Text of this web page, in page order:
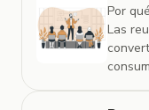
Por
Las